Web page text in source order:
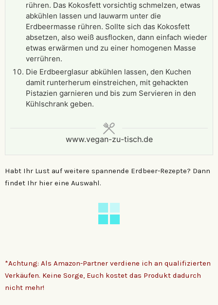
rühren. Das Kokosfett vorsichtig schmelzen, etwas
abkühlen lassen und lauwarm unter die
Erdbeermasse rühren. Sollte sich das Kokosfett
absetzen, also weiß ausflocken, dann einfach wieder
etwas erwärmen und zu einer homogenen Masse
verrühren.
Die Erdbeerglasur abkühlen lassen, den Kuchen
damit runterherum einstreichen, mit gehackten
Pistazien garnieren und bis zum Servieren in den
Kühlschrank geben.
www.vegan-zu-tisch.de
Habt Ihr Lust auf weitere spannende Erdbeer-Rezepte? Dann
findet Ihr hier eine Auswahl.
*Achtung: Als Amazon-Partner verdiene ich an qualifizierten
Verkäufen. Keine Sorge, Euch kostet das Produkt dadurch
nicht mehr!